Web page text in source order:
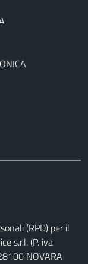
(RPD) per il
s.r.l. (P. iva
NOVARA